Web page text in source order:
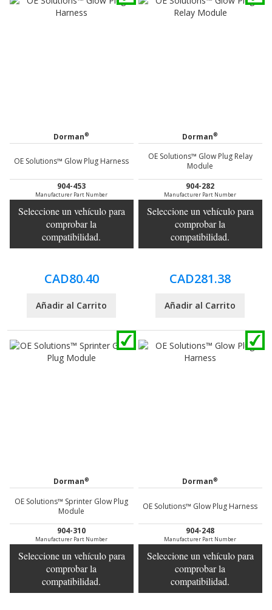
Dorman®
OE Solutions™ Glow Plug Harness
904-453
Manufacturer Part Number
Seleccione un vehículo para
comprobar la
compatibilidad.
CAD80.40
Añadir al Carrito
Dorman®
OE Solutions™ Glow Plug Relay
Module
904-282
Manufacturer Part Number
Seleccione un vehículo para
comprobar la
compatibilidad.
CAD281.38
Añadir al Carrito
Dorman®
OE Solutions™ Sprinter Glow Plug
Module
904-310
Manufacturer Part Number
Seleccione un vehículo para
comprobar la
compatibilidad.
Dorman®
OE Solutions™ Glow Plug Harness
904-248
Manufacturer Part Number
Seleccione un vehículo para
comprobar la
compatibilidad.